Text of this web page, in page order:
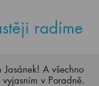
radíme
Jasánek! A všechno
vyjasním v Poradně.